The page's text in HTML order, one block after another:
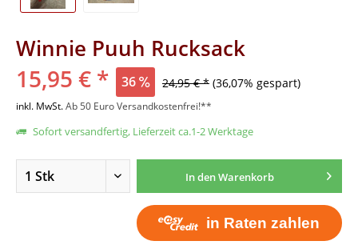
Winnie Puuh Rucksack
15,95 € * 36 24,95 € * (36,07% gespart)
inkl. MwSt.Ab 50 Euro Versandkostenfrei!**
Sofort versandfertig, Lieferzeit ca.1-2 Werktage
In denWarenkorb